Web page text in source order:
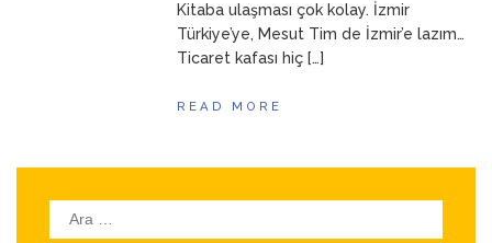
Kitaba ulaşması çok kolay. İzmir
Türkiye’ye, Mesut Tim de İzmir’e lazım…
Ticaret kafası hiç […]
READ MORE
Arama: